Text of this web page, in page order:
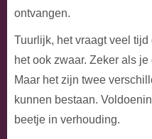
ontvangen.
Tuurlijk, het vraagt veel
het ook zwaar. Zeker als
Maar het zijn twee
kunnen bestaan.
beetje in verhouding.